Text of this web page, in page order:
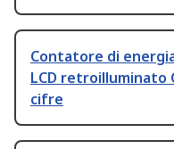
Contatore di
LCD retroilluminato
cifre